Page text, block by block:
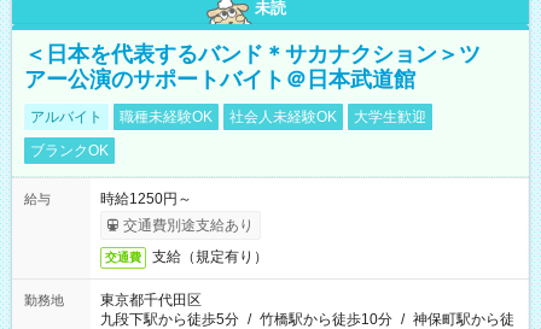
未読
＜日本を代表するバンド＊サカナクション＞ツ
アー公演のサポートバイト＠日本武道館
アルバイト 職種未経験OK 社会人未経験OK
大学生歓迎
ブランクOK
給与
時給1250円～
交通費別途支給あり
交通費 支給（規定有り）
勤務地
東京都千代田区
九段下駅から徒歩5分 / 竹橋駅から徒歩10分 / 神保町駅から徒